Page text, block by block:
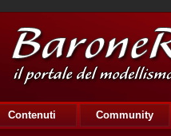
Contenuti Community